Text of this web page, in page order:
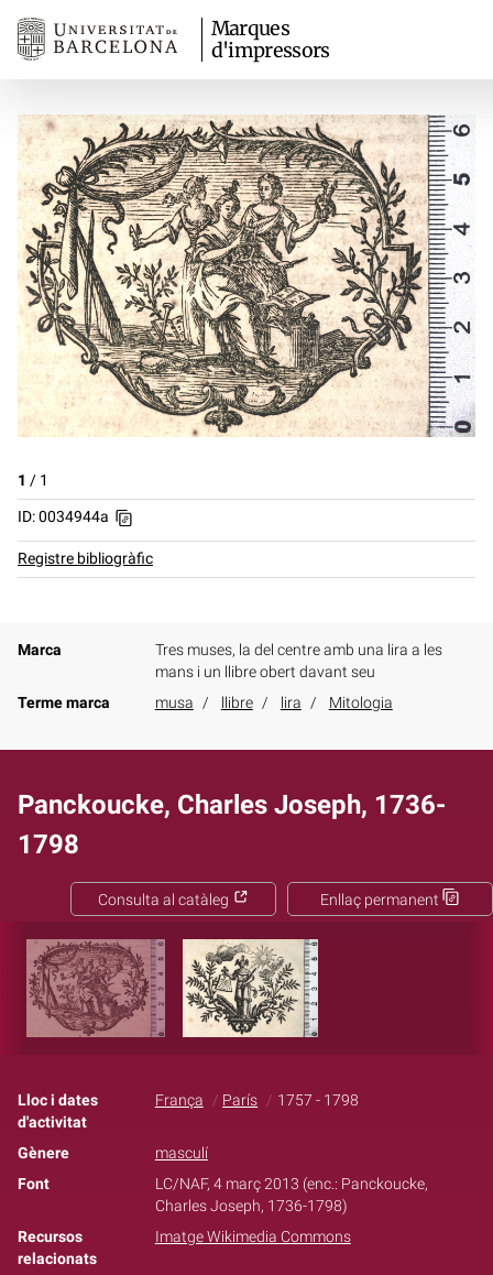
Marques
d'impressors
1 / 1
ID: 0034944a
Registre bibliogràfic
Marca
Tres muses, la del centre amb una lira a les
mans i un llibre obert davant seu
Terme marca
musa llibre lira Mitologia
Panckoucke, Charles Joseph, 1736-
1798
Enllaç permanent
Consulta al catàleg
Lloc i dates
d'activitat
França París 1757 - 1798
Gènere
masculí
Font
LC/NAF, 4 març 2013 (enc.: Panckoucke,
Charles Joseph, 1736-1798)
Recursos
relacionats
Imatge Wikimedia Commons